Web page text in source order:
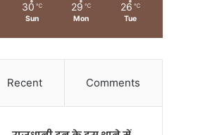
30 ℃
Sun
29 ℃
Mon
26 ℃
Tue
Recent Comments